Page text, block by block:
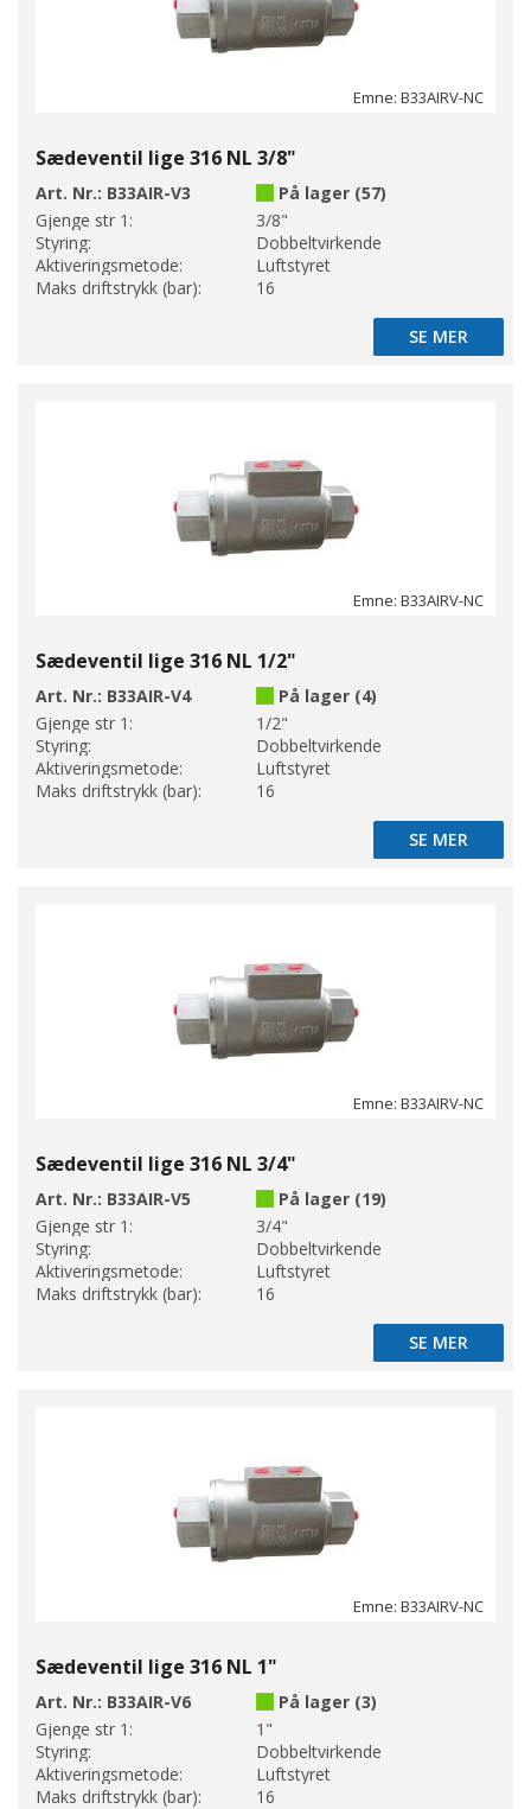
Emne: B33AIRV-NC
Sædeventil lige 316 NL 3/8"
Art. Nr.: B33AIR-V3
På lager (57)
Gjenge str 1:
3/8"
Styring:
Dobbeltvirkende
Aktiveringsmetode:
Luftstyret
Maks driftstrykk (bar):
16
SE MER
SE MER
Emne: B33AIRV-NC
Sædeventil lige 316 NL 1/2"
Art. Nr.: B33AIR-V4
På lager (4)
Gjenge str 1:
1/2"
Styring:
Dobbeltvirkende
Aktiveringsmetode:
Luftstyret
Maks driftstrykk (bar):
16
SE MER
SE MER
Emne: B33AIRV-NC
Sædeventil lige 316 NL 3/4"
Art. Nr.: B33AIR-V5
På lager (19)
Gjenge str 1:
3/4"
Styring:
Dobbeltvirkende
Aktiveringsmetode:
Luftstyret
Maks driftstrykk (bar):
16
SE MER
SE MER
Emne: B33AIRV-NC
Sædeventil lige 316 NL 1"
Art. Nr.: B33AIR-V6
På lager (3)
Gjenge str 1:
1"
Styring:
Dobbeltvirkende
Aktiveringsmetode:
Luftstyret
Maks driftstrykk (bar):
16